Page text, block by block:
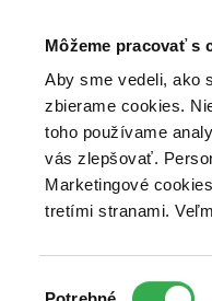
Môžeme pracovať s
Aby sme vedeli, ako
zbierame cookies.
toho používame
vás zlepšovať.
Marketingové
tretími stranami.
Poukážky